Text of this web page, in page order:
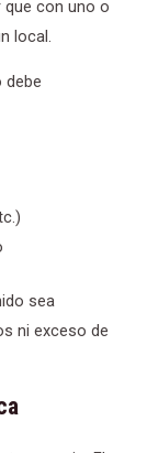
con uno o
local.
debe
sea
ni exceso de